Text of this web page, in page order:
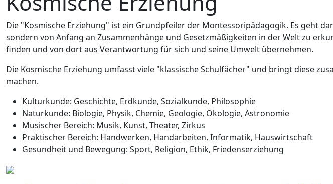
Die "Kosmische Erziehung" ist ein Grundpfeiler der Montessoripädagogik. Es geht
sondern von Anfang an Zusammenhänge und Gesetzmäßigkeiten in der Welt zu
finden und von dort aus Verantwortung für sich und seine Umwelt übernehmen.
Die Kosmische Erziehung umfasst viele "klassische Schulfächer" und bringt diese
machen.
Kulturkunde: Geschichte, Erdkunde, Sozialkunde, Philosophie
Naturkunde: Biologie, Physik, Chemie, Geologie, Ökologie, Astronomie
Musischer Bereich: Musik, Kunst, Theater, Zirkus
Praktischer Bereich: Handwerken, Handarbeiten, Informatik, Hauswirtschaft
Gesundheit und Bewegung: Sport, Religion, Ethik, Friedenserziehung